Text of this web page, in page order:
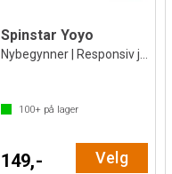
Spinstar Yoyo
100+ på lager
149,- Velg